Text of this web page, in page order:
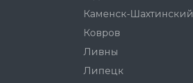
Каменск-Шахтинский
Ковров
Ливны
Липецк